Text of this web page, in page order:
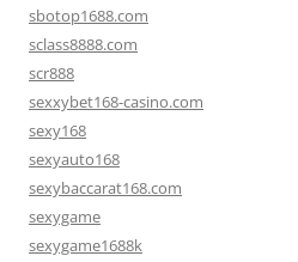
sbotop1688.com
sclass8888.com
scr888
sexxybet168-casino.com
sexy168
sexyauto168
sexybaccarat168.com
sexygame
sexygame1688k